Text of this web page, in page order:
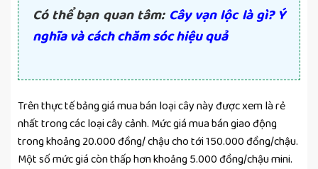
Có thể bạn quan tâm: Cây vạn lộc là gì? Ý
nghĩa và cách chăm sóc hiệu quả
Trên thực tế bảng giá mua bán loại cây này được xem là rẻ
nhất trong các loại cây cảnh. Mức giá mua bán giao động
trong khoảng 20.000 đồng/ chậu cho tới 150.000 đồng/chậu.
Một số mức giá còn thấp hơn khoảng 5.000 đồng/chậu mini.